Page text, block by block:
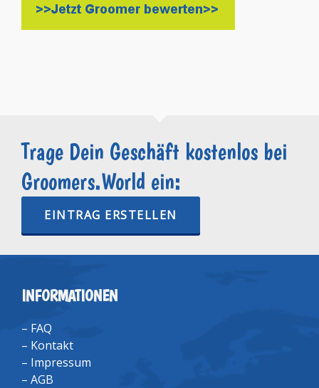
Trage Dein Geschäft kostenlos bei
Groomers.World ein:
EINTRAG ERSTELLEN
INFORMATIONEN
– FAQ
– Kontakt
– Impressum
– AGB